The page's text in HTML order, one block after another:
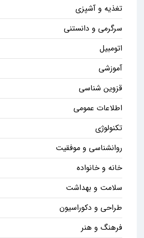
تغذیه و آشپزی
سرگرمی و دانستنی
اتومبیل
آموزشی
قزوین شناسی
اطلاعات عمومی
تکنولوژی
روانشناسی و موفقیت
خانه و خانواده
سلامت و بهداشت
طراحی و دکوراسیون
فرهنگ و هنر